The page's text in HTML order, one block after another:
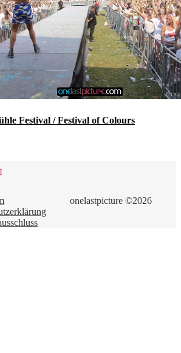
Festival / Festival of Colours
onelastpicture ©2026